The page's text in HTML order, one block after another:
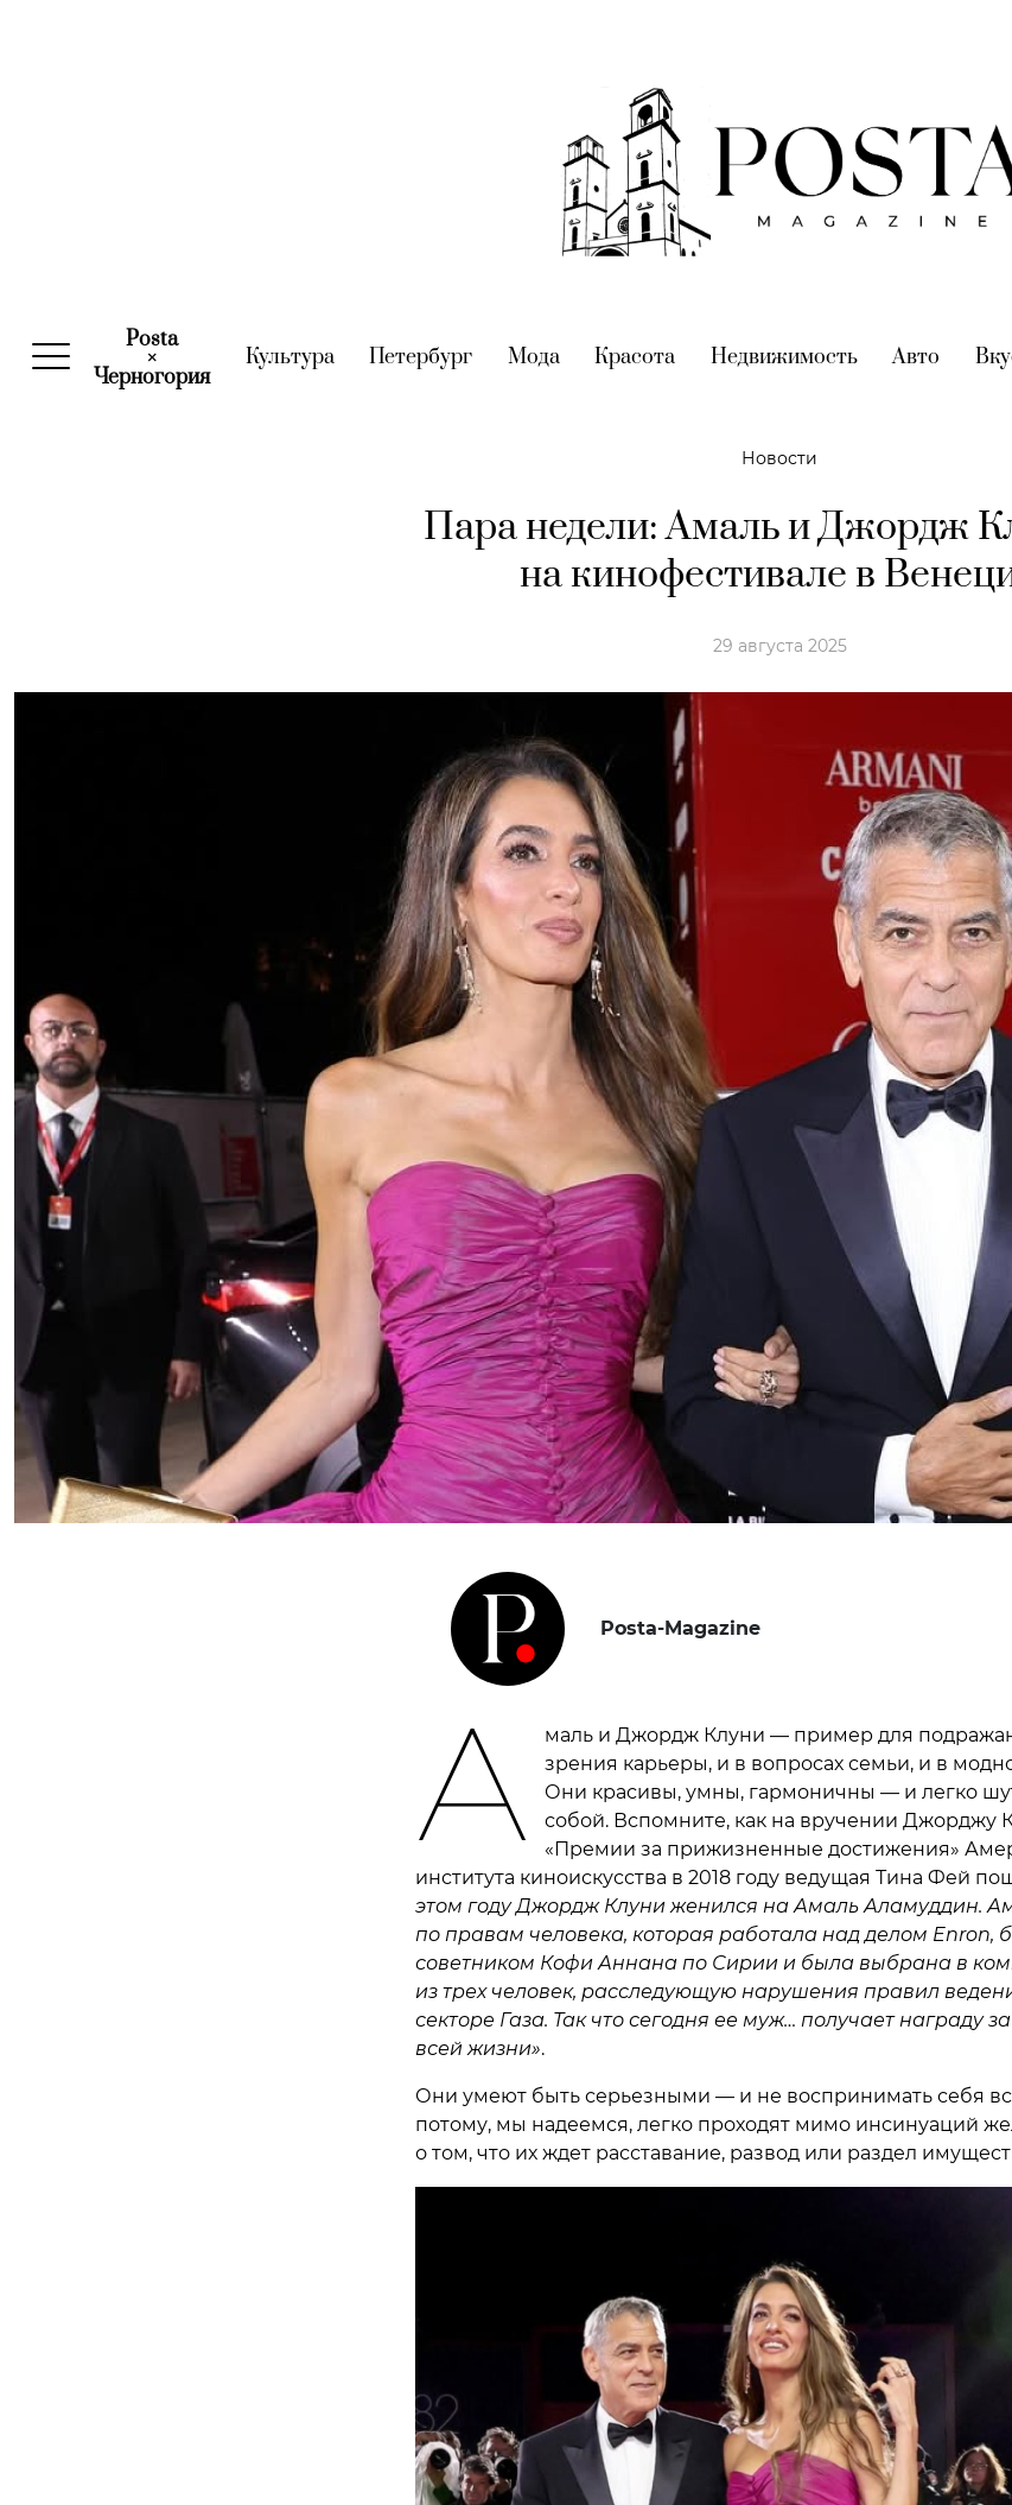
Posta
×
Черногория(current)
Культура(current)
Петербург (current)
Мода(current)
Красота (current)
Недвижимость(current)
Авто
Новости
Пара недели: Амаль и Джордж
на кинофестивале в
29 августа 2025
Posta-Magazine
А
маль и Джордж Клуни — пример для
зрения карьеры, и в вопросах семьи, и в
Они красивы, умны, гармоничны — и легко
собой. Вспомните, как на вручении Джорджу
«Премии за прижизненные достижения»
института киноискусства в 2018 году ведущая Тина Фей
этом году Джордж Клуни женился на Амаль Аламуддин.
по правам человека, которая работала над делом Enron,
советником Кофи Аннана по Сирии и была выбрана в
из трех человек, расследующую нарушения правил
секторе Газа. Так что сегодня ее муж… получает награду
всей жизни».
Они умеют быть серьезными — и не воспринимать себя
потому, мы надеемся, легко проходят мимо инсинуаций
о том, что их ждет расставание, развод или раздел